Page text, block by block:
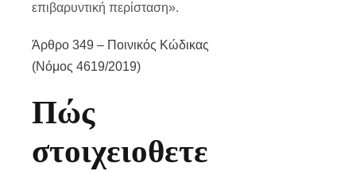
επιβαρυντική περίσταση».
Άρθρο 349 – Ποινικός Κώδικας
(Νόμος 4619/2019)
Πώς
στοιχειοθετε